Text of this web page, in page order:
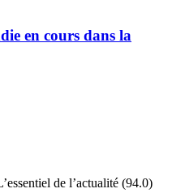
en cours dans la
de l’actualité (94.0)